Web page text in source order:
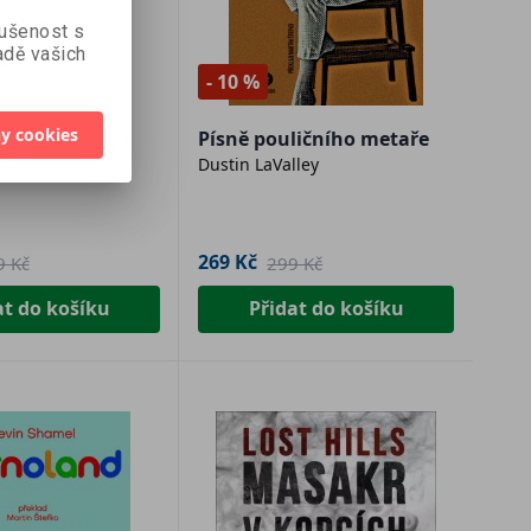
Kč
do košíku
- 10 %
Písně pouličního metaře
Dustin LaValley
269 Kč 299 Kč
Přidat do košíku
s
vašich
cookies
v